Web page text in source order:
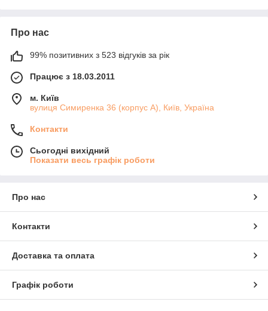
Про нас
99% позитивних з 523 відгуків за рік
Працює з 18.03.2011
м. Київ
вулиця Симиренка 36 (корпус А), Київ, Україна
Контакти
Сьогодні вихідний
Показати весь графік роботи
Про нас
Контакти
Доставка та оплата
Графік роботи